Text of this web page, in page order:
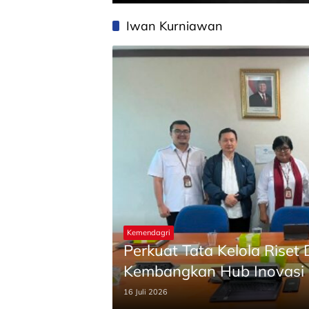
Iwan Kurniawan
Kemendagri
Perkuat Tata Kelola Riset
Kembangkan Hub Inovasi
16 Juli 2026